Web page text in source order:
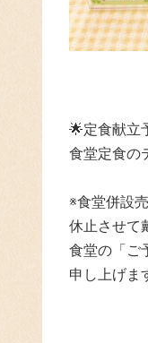
🌟定食献立
食堂定食の
※食堂併設
休止させて
食堂の「ご
申し上げま